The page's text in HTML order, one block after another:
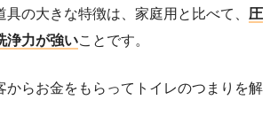
の大きな特徴は、家庭用と比べて、 圧
浄力が強いことです。
からお金をもらってトイレのつまりを解